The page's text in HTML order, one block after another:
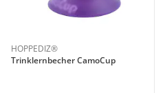
HOPPEDIZ®
Trinklernbecher CamoCup